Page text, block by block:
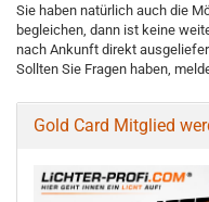
Sie haben natürlich auch die
begleichen, dann ist keine
nach Ankunft direkt
Sollten Sie Fragen haben,
Gold Card Mitglied